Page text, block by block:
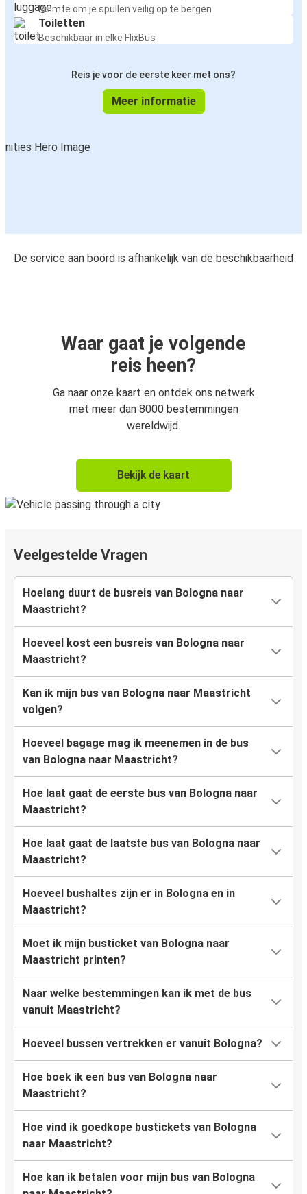
Ruimte om je spullen veilig op te bergen
Toiletten
Beschikbaar in elke FlixBus
Reis je voor de eerste keer met ons?
Meer informatie
De service aan boord is afhankelijk van de beschikbaarheid
Waar gaat je volgende
reis heen?
Ga naar onze kaart en ontdek ons netwerk
met meer dan 8000 bestemmingen
wereldwijd.
Bekijk de kaart
Veelgestelde Vragen
Hoelang duurt de busreis van Bologna naar
Maastricht?
Hoeveel kost een busreis van Bologna naar
Maastricht?
Kan ik mijn bus van Bologna naar Maastricht
volgen?
Hoeveel bagage mag ik meenemen in de bus
van Bologna naar Maastricht?
Hoe laat gaat de eerste bus van Bologna naar
Maastricht?
Hoe laat gaat de laatste bus van Bologna naar
Maastricht?
Hoeveel bushaltes zijn er in Bologna en in
Maastricht?
Moet ik mijn busticket van Bologna naar
Maastricht printen?
Naar welke bestemmingen kan ik met de bus
vanuit Maastricht?
Hoeveel bussen vertrekken er vanuit Bologna?
Hoe boek ik een bus van Bologna naar
Maastricht?
Hoe vind ik goedkope bustickets van Bologna
naar Maastricht?
Hoe kan ik betalen voor mijn bus van Bologna